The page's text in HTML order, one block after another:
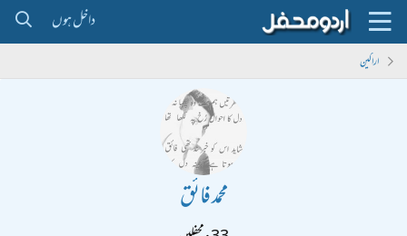
داخل ہوں
اراکین
محمد فائق